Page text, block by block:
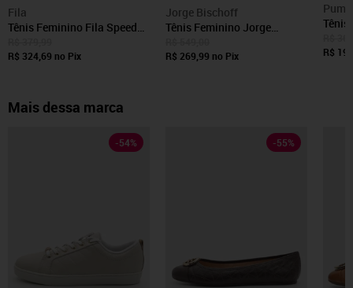
Fila
Tênis Feminino Fila Speed
R$ 324,69 no Pix
Jorge Bischoff
Tênis Feminino Jorge
Prata
R$ 269,99 no Pix
Puma
Tênis
R$
Mais dessa marca
-54% -55%